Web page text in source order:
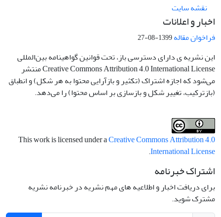
نقشه سایت
اخبار و اعلانات
فراخوان مقاله1399-08-27
این نشریه ی دارای دسترسی باز، تحت قوانین گواهینامه بین‌المللی
Creative Commons Attribution 4.0 International License منتشر
می‌شود که اجازه اشتراک (تکثیر و بازآرایی محتوا به هر شکل) و انطباق
(بازترکیب، تغییر شکل و بازسازی بر اساس محتوا) را می‌دهد.
This work is licensed under aCreative Commons Attribution 4.0
International License
.
اشتراک خبرنامه
برای دریافت اخبار و اطلاعیه های مهم نشریه در خبرنامه نشریه
مشترک شوید.